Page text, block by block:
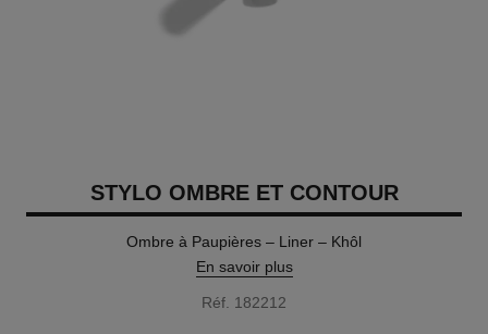
STYLO OMBRE ET CONTOUR
Ombre à Paupières – Liner – Khôl
En savoir plus
Réf. 182212